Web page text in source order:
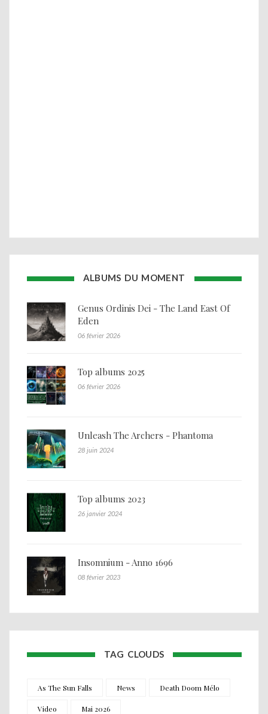
ALBUMS DU MOMENT
Genus Ordinis Dei - The Land East Of
Eden
06 février 2026
Top albums 2025
06 février 2026
Unleash The Archers - Phantoma
28 juin 2024
Top albums 2023
26 janvier 2024
Insomnium - Anno 1696
08 février 2023
TAG CLOUDS
As The Sun Falls News Death Doom Mélo
Video Mai 2026